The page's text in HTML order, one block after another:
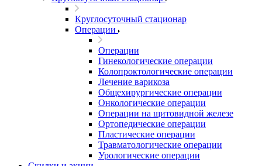
Круглосуточный стационар
Операции
Операции
Гинекологические операции
Колопроктологические операции
Лечение варикоза
Общехирургические операции
Онкологические операции
Операции на щитовидной железе
Ортопедические операции
Пластические операции
Травматологические операции
Урологические операции